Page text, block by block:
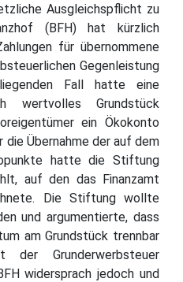
Ausgleichspflicht zu
(BFH) hat kürzlich
für übernommene
Gegenleistung
Fall hatte eine
wertvolles Grundstück
ein Ökokonto
Übernahme der auf dem
hatte die Stiftung
auf den das Finanzamt
Die Stiftung wollte
und argumentierte, dass
am Grundstück trennbar
Grunderwerbsteuer
widersprach jedoch und